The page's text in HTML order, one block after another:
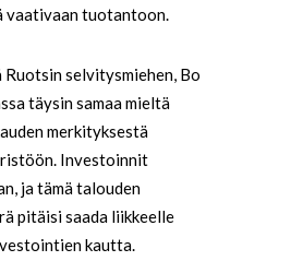
vaativaan tuotantoon.
Ruotsin selvitysmiehen, Bo
täysin samaa mieltä
merkityksestä
Investoinnit
ja tämä talouden
pitäisi saada liikkeelle
kautta.